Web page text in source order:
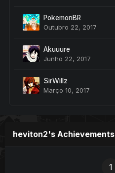
PokemonBR
Outubro 22, 2017
Akuuure
Junho 22, 2017
SirWillz
Março 10, 2017
heviton2's Achievements
1